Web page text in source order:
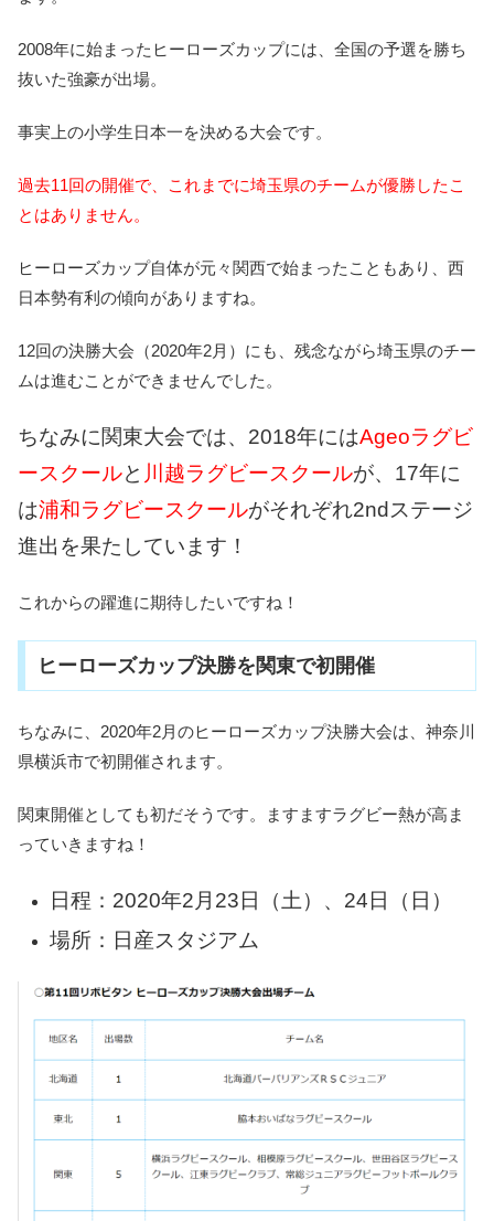
2008年に始まったヒーローズカップには、全国の予選を勝ち
抜いた強豪が出場。
事実上の小学生日本一を決める大会です。
過去11回の開催で、これまでに埼玉県のチームが優勝したこ
とはありません。
ヒーローズカップ自体が元々関西で始まったこともあり、西
日本勢有利の傾向がありますね。
12回の決勝大会（2020年2月）にも、残念ながら埼玉県のチー
ムは進むことができませんでした。
ちなみに関東大会では、2018年にはAgeoラグビ
ースクールと 川越ラグビースクールが、17年に
は浦和ラグビースクールがそれぞれ2ndステージ
進出を果たしています！
これからの躍進に期待したいですね！
ヒーローズカップ決勝を関東で初開催
ちなみに、2020年2月のヒーローズカップ決勝大会は、神奈川
県横浜市で初開催されます。
関東開催としても初だそうです。ますますラグビー熱が高ま
っていきますね！
日程：2020年2月23日（土）、24日（日）
場所：日産スタジアム